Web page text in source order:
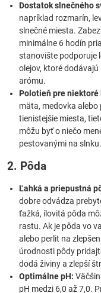
Dostatok slnečného
napríklad rozmarín,
slnečné miesta.
minimálne 6 hodín
stanovište podporuje
olejov, ktoré
arómu.
Polotieň pre niektoré
mäta, medovka alebo
tienistejšie miesta,
môžu byť o niečo
pestovanými na slnku.
2. Pôda
Ľahká a priepustná
dobre odvádza
ťažká, ílovitá pôda
rastu. Ak je pôda vo
alebo perlit na
úrodnosti pôdy
dodá živiny a zlepší
Optimálne pH:
pH medzi 6,0 až 7,0.